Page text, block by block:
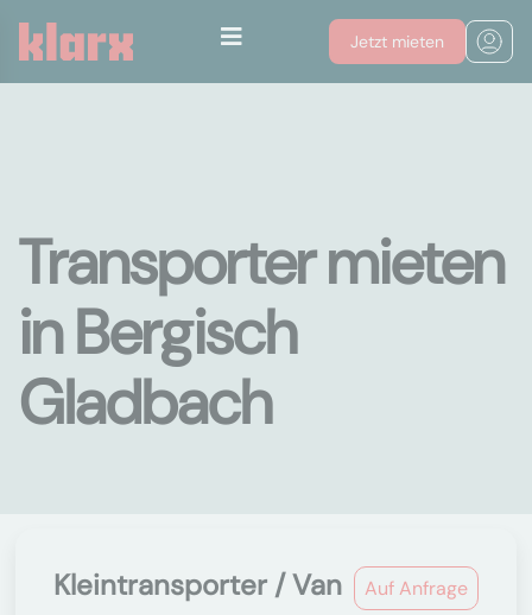
Jetzt mieten
Transporter mieten
in Bergisch
Gladbach
Auf Anfrage
Kleintransporter / Van